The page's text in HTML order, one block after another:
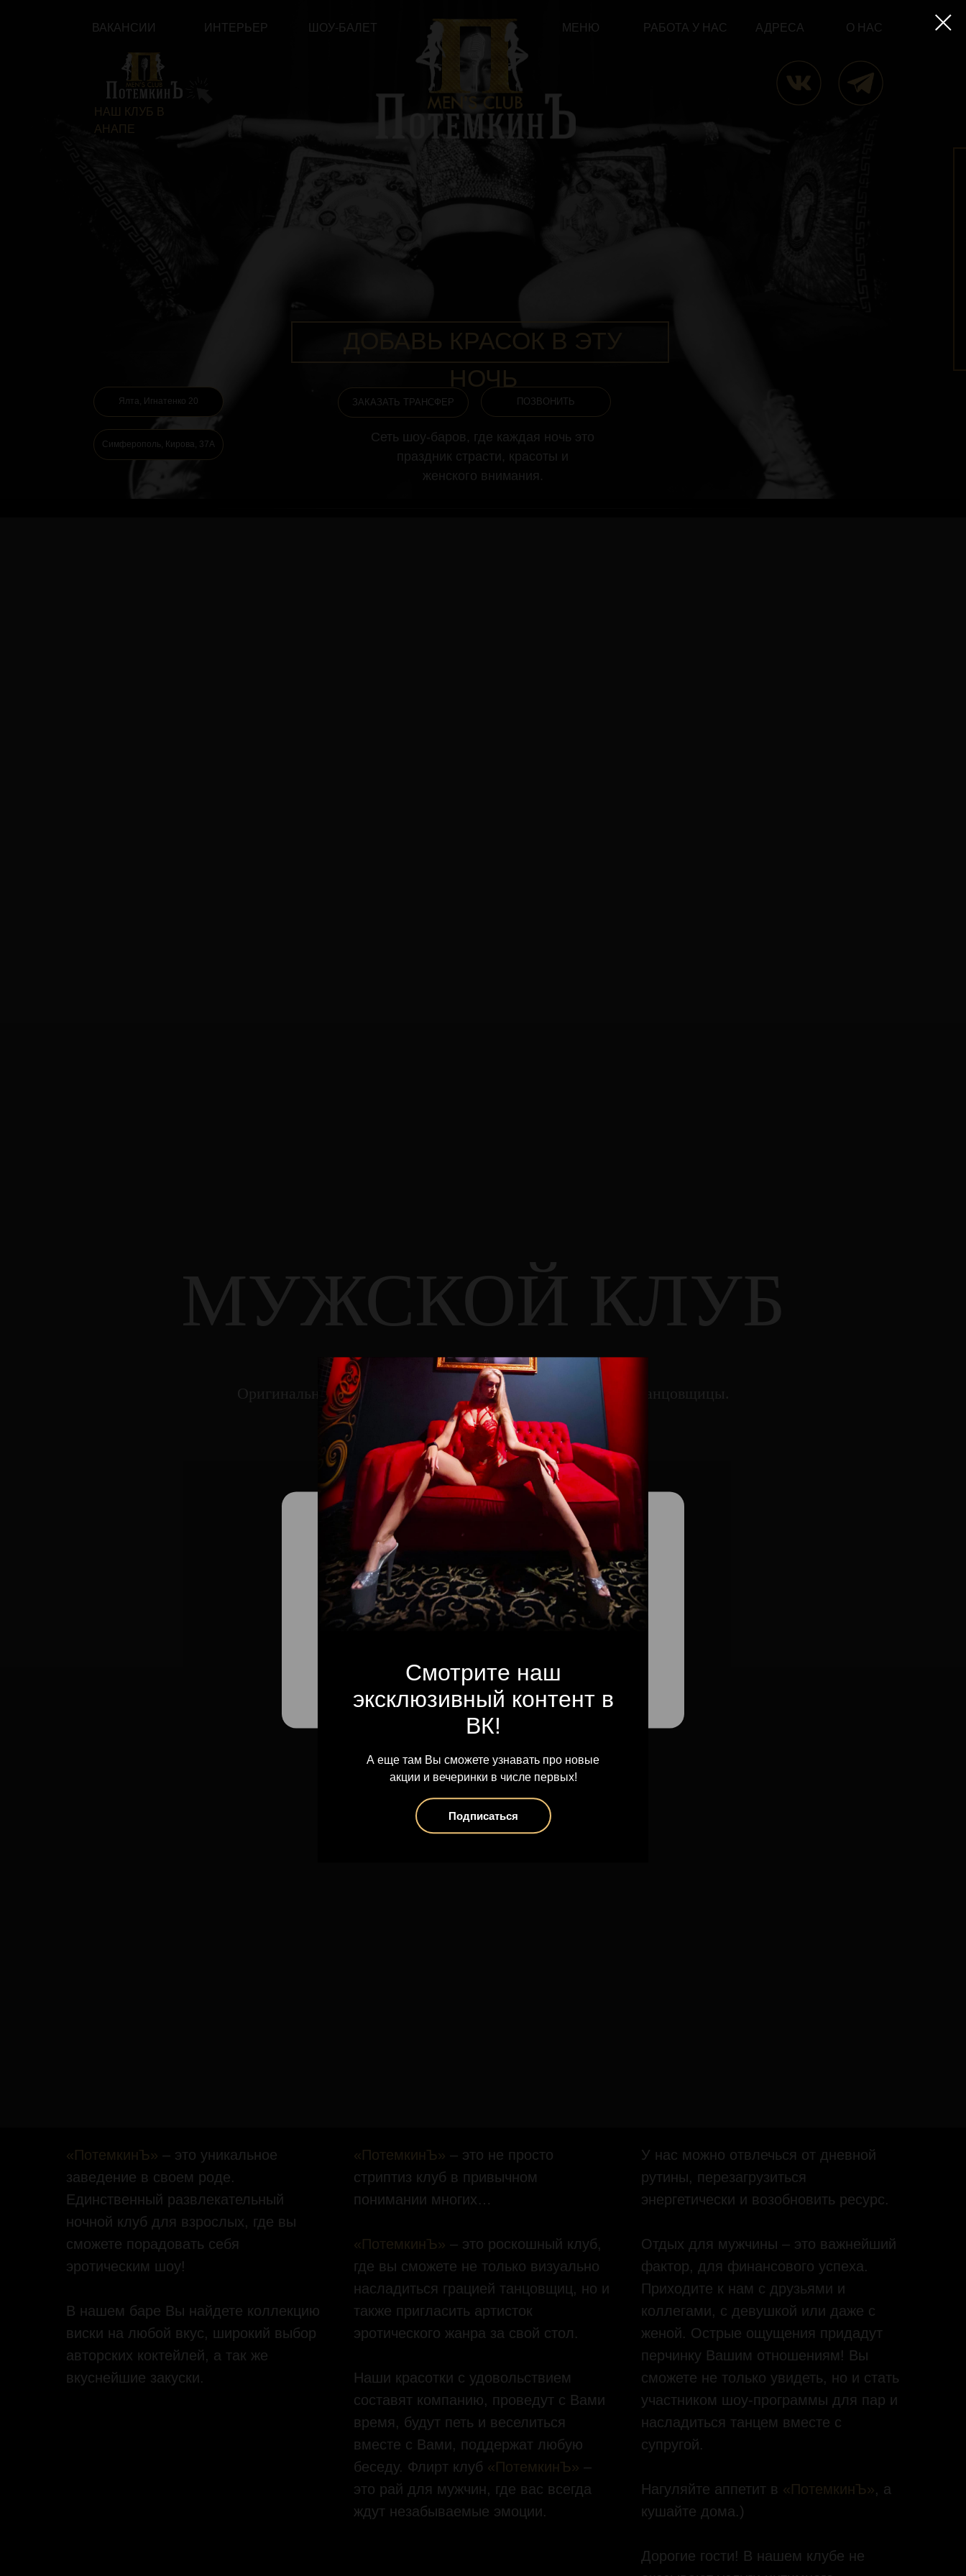
Вам есть 18 лет?
Этот сайт предназначен только для совершеннолетних.
Да, я старше 18
Нет, мне нет 18
АДРЕСА
ШОУ-БАЛЕТ МЕНЮ РАБОТА У НАС
ИНТЕРЬЕР О НАС
Сеть шоу-баров, где каждая ночь это
праздник страсти, красоты и
Симферополь, Кирова, 37А
НАШ КЛУБ В
АНАПЕ
НОЧЬ
ВАКАНСИИ
МУЖСКОЙ КЛУБ
Оригинальное эротическое шоу для мужчин и роскошные танцовщицы.
«ПотемкинЪ» – это уникальное
заведение в своем роде.
Единственный развлекательный
ночной клуб для взрослых, где вы
сможете порадовать себя
эротическим шоу!
В нашем баре Вы найдете коллекцию
виски на любой вкус, широкий выбор
авторских коктейлей, а так же
вкуснейшие закуски.
«ПотемкинЪ» – это не просто
стриптиз клуб в привычном
понимании многих…
«ПотемкинЪ» – это роскошный клуб,
где вы сможете не только визуально
насладиться грацией танцовщиц, но и
также пригласить артисток
эротического жанра за свой стол.
Наши красотки с удовольствием
составят компанию, проведут с Вами
время, будут петь и веселиться
вместе с Вами, поддержат любую
беседу. Флирт клуб «ПотемкинЪ» –
это рай для мужчин, где вас всегда
ждут незабываемые эмоции.
У нас можно отвлечься от дневной
рутины, перезагрузиться
энергетически и возобновить ресурс.
Отдых для мужчины – это важнейший
фактор, для финансового успеха.
Приходите к нам с друзьями и
коллегами, с девушкой или даже с
женой. Острые ощущения придадут
перчинку Вашим отношениям! Вы
сможете не только увидеть, но и стать
участником шоу-программы для пар и
насладиться танцем вместе с
супругой.
Нагуляйте аппетит в «ПотемкинЪ», а
кушайте дома.)
Дорогие гости! В нашем клубе не
Смотрите наш
эксклюзивный контент в
ВК!
А еще там Вы сможете узнавать про новые
акции и вечеринки в числе первых!
Подписаться